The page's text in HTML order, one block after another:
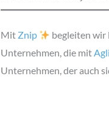
Mit Znip
begleiten wir
Unternehmen, die mit
Unternehmen, der auch